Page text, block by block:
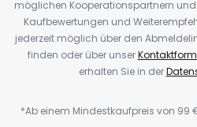
möglichen Kooperationspartnern
Kaufbewertungen und
jederzeit möglich über den
finden oder über unser
erhalten Sie in der
*Ab einem Mindestkaufpreis von 99